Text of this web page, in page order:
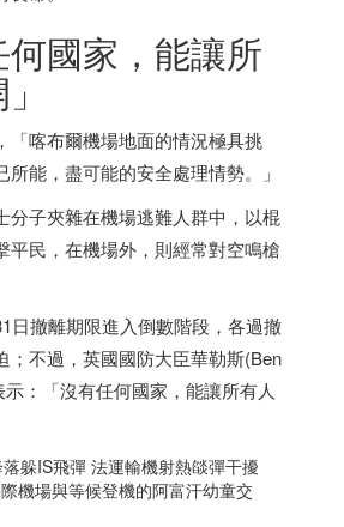
何國家，能讓所
「喀布爾機場地面的情況極具挑
能，盡可能的安全處理情勢。」
分子夾雜在機場逃難人群中，以棍
平民，在機場外，則經常對空鳴槍
日撤離期限進入倒數階段，各過撤
；不過，英國國防大臣華勒斯(Ben
：「沒有任何國家，能讓所有人
機場與等候登機的阿富汗幼童交